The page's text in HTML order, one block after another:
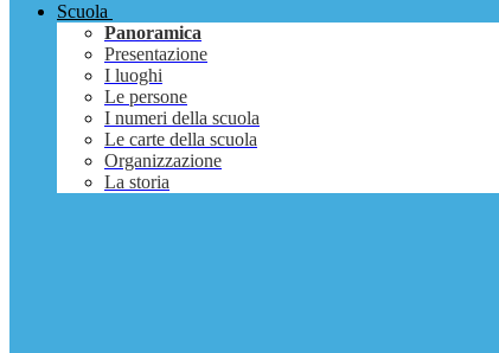
Scuola
Panoramica
Presentazione
I luoghi
Le persone
I numeri della scuola
Le carte della scuola
Organizzazione
La storia